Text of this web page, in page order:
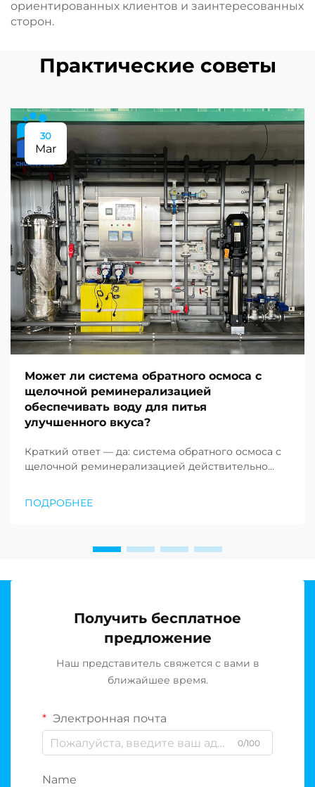
ориентированных клиентов и заинтересованных
сторон.
Практические советы
30
Mar
Может ли система обратного осмоса с
щелочной реминерализацией
обеспечивать воду для питья
улучшенного вкуса?
Краткий ответ — да: система обратного осмоса с
щелочной реминерализацией действительно
системами ОС. Это усовершенствование
систем обратного осмоса...
ПОДРОБНЕЕ
Получить бесплатное
предложение
Наш представитель свяжется с вами в
ближайшее время.
Электронная почта
0/100
Name